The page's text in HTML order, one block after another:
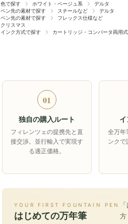
色で探す
ホワイト・ベージュ系
デルタ
ペン先の素材で探す
スチールなど
デルタ
ペン先の素材で探す
フレックス仕様など
クリスマス
インク方式で探す
カートリッジ・コンバータ両用
01
独自の購入ルート
フィレンツェの提携先と直
接交渉。並行輸入で実現す
る適正価格。
全万年
ンクで
YOUR FIRST FOUNTAIN PEN
はじめての万年筆
方